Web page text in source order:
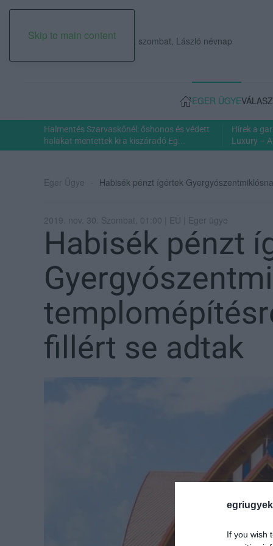
If you wish
Skip to main content
2026. augusztus 08., szombat, László névnap
EGER ÜGYE
Halmentés Szarvaskőnél: őshonos és védett
halakat mentettek ki a kiszáradó Eg...
Hírek a
Luxury –
Eger Ügye Habisék pénzt ígértek
2019. nov. 30. Szombat, 01:00 | EÜ | Eger ügye
Habisék pénzt
fillért se adtak